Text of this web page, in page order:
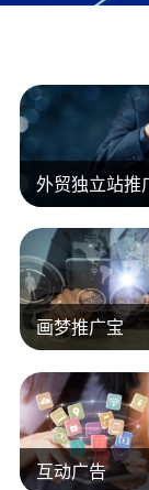
外贸独立站推
画梦推广宝
互动广告